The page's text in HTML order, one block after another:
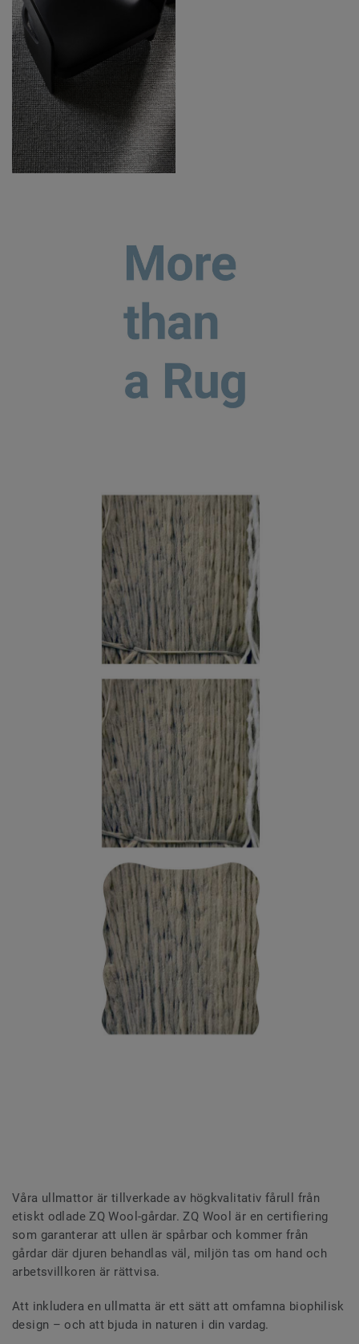
Våra ullmattor är tillverkade av högkvalitativ fårull från
etiskt odlade ZQ Wool-gårdar. ZQ Wool är en certifiering
som garanterar att ullen är spårbar och kommer från
gårdar där djuren behandlas väl, miljön tas om hand och
arbetsvillkoren är rättvisa.
Att inkludera en ullmatta är ett sätt att omfamna biophilisk
design – och att bjuda in naturen i din vardag.